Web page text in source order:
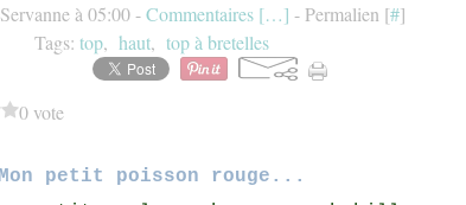
à 05:00 -Commentaires […] - Permalien [#]
Tags: top, haut, top à bretelles
0 vote
Mon petit poisson rouge...